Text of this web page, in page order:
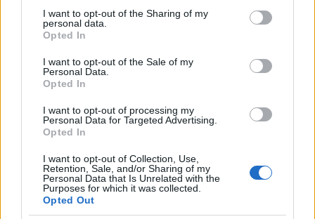
not limited to your visit or usage behaviour. You may click to
grant or deny consent to Google and its third-party tags to
use your data for below specified purposes in below Google
consent section.
I want to opt-out of the Sharing of my
personal data.
Opted In
I want to opt-out of the Sale of my
Personal Data.
Opted In
I want to opt-out of processing my
Personal Data for Targeted Advertising.
Opted In
I want to opt-out of Collection, Use,
Retention, Sale, and/or Sharing of my
Personal Data that Is Unrelated with the
Purposes for which it was collected.
Opted Out
οι επιπτώσεις αυτής της κρίσης που ζούμε και ως
κυβέρνηση μπορέσαμε να στηρίξουμε την
κοινωνία με αυτό το πρώτο πακέτο των 300
εκατομμυρίων». Τόνισε πως νωρίτερα η
κυβέρνηση, στο πλαίσιο των δυνατοτήτων της
συντάξεις, μείωσε τους φόρους ιδίως για τους
νέους και τις οικογένειες, υλοποίησε κοινωνικές
πολιτικές στην υγεία και στην παιδεία, αύξησε στη
θητεία της 6 φορές τον κατώτατο μισθό που
πλέον είναι 42% μεγαλύτερος από όταν
παρέλαβε την διακυβέρνηση. Ταυτόχρονα, έφερε